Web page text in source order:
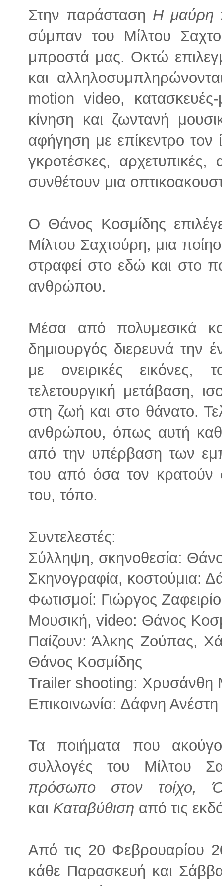
Στην παράσταση Η μαύρη
σύμπαν του Μίλτου
μπροστά μας. Οκτώ
και
motion video,
κίνηση και ζωντανή
αφήγηση με επίκεντρο τον
γκροτέσκες, αρχετυπικές,
συνθέτουν μια
O Θάνος Κοσμίδης
Μίλτου Σαχτούρη, μια
στραφεί στο εδώ και στο
ανθρώπου.
Mέσα από πολυμεσικά
δημιουργός διερευνά την
με ονειρικές εικόνες,
τελετουργική μετάβαση,
στη ζωή και στο θάνατο.
ανθρώπου, όπως αυτή
από την υπέρβαση των
του από όσα τον κρατούν
του, τόπο.
Συντελεστές:
Σύλληψη, σκηνοθεσία:
Σκηνογραφία, κοστούμια:
Φωτισμοί: Γιώργος
Μουσική, video: Θάνος
Παίζουν: Άλκης Ζούπας,
Θάνος Κοσμίδης
Trailer shooting: Χρυσάνθη
Επικοινωνία: Δάφνη Ανέστη
Τα ποιήματα που
συλλογές του Μίλτου
πρόσωπο στον τοίχο,
και Καταβύθιση από τις
Από τις 20 Φεβρουαρίου
κάθε Παρασκευή και